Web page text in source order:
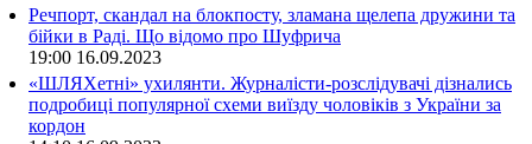
Речпорт, скандал на блокпосту, зламана щелепа дружини та
бійки в Раді. Що відомо про Шуфрича
19:00 16.09.2023
«ШЛЯХетні» ухилянти. Журналісти-розслідувачі дізнались
подробиці популярної схеми виїзду чоловіків з України за
кордон